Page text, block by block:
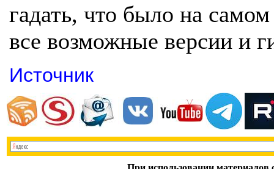
гадать, что было на
все возможные версии и
Источник